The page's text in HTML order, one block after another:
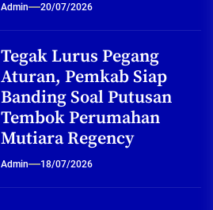
Admin 20/07/2026
Tegak Lurus Pegang
Aturan, Pemkab Siap
Banding Soal Putusan
Tembok Perumahan
Mutiara Regency
Admin 18/07/2026